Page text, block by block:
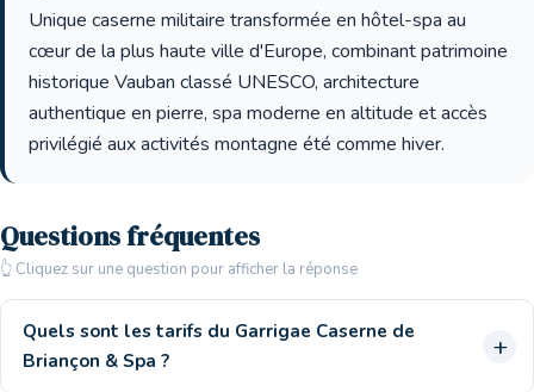
Unique caserne militaire transformée en hôtel-spa au
cœur de la plus haute ville d'Europe, combinant patrimoine
historique Vauban classé UNESCO, architecture
authentique en pierre, spa moderne en altitude et accès
privilégié aux activités montagne été comme hiver.
Questions fréquentes
👆 Cliquez sur une question pour afficher la réponse
Quels sont les tarifs du Garrigae Caserne de
Briançon & Spa ?